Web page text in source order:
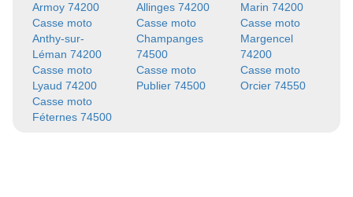
Armoy 74200
Allinges 74200
Marin 74200
Casse moto
Anthy-sur-
Léman 74200
Casse moto
Champanges
74500
Casse moto
Margencel
74200
Casse moto
Lyaud 74200
Casse moto
Publier 74500
Casse moto
Orcier 74550
Casse moto
Féternes 74500